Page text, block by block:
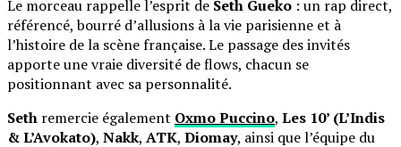
Le morceau rappelle l’esprit de Seth Gueko : un rap direct,
référencé, bourré d’allusions à la vie parisienne et à
l’histoire de la scène française. Le passage des invités
apporte une vraie diversité de flows, chacun se
positionnant avec sa personnalité.
Seth remercie également Oxmo Puccino, Les 10’ (L’Indis
& L’Avokato), Nakk, ATK, Diomay, ainsi que l’équipe du